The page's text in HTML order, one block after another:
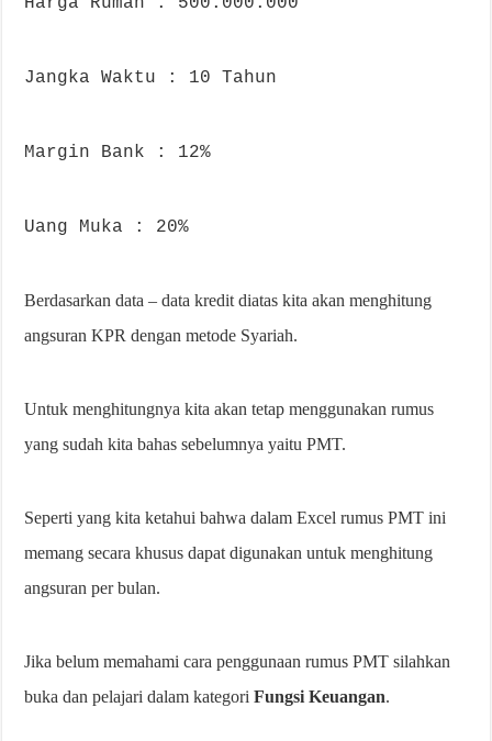
Jangka Waktu : 10 Tahun
Margin Bank : 12%
Uang Muka : 20%
Berdasarkan data – data kredit diatas kita akan menghitung
angsuran KPR dengan metode Syariah.
Untuk menghitungnya kita akan tetap menggunakan rumus
yang sudah kita bahas sebelumnya yaitu PMT.
Seperti yang kita ketahui bahwa dalam Excel rumus PMT ini
memang secara khusus dapat digunakan untuk menghitung
angsuran per bulan.
Jika belum memahami cara penggunaan rumus PMT silahkan
buka dan pelajari dalam kategoriFungsi Keuangan.